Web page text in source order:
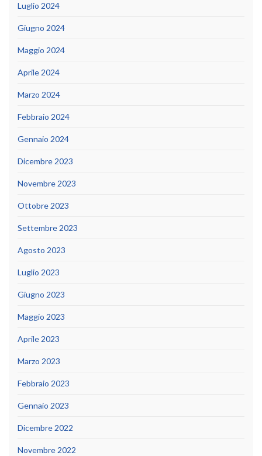
Luglio 2024
Giugno 2024
Maggio 2024
Aprile 2024
Marzo 2024
Febbraio 2024
Gennaio 2024
Dicembre 2023
Novembre 2023
Ottobre 2023
Settembre 2023
Agosto 2023
Luglio 2023
Giugno 2023
Maggio 2023
Aprile 2023
Marzo 2023
Febbraio 2023
Gennaio 2023
Dicembre 2022
Novembre 2022